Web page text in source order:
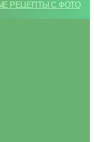
РЕЦЕПТЫ С ФОТО